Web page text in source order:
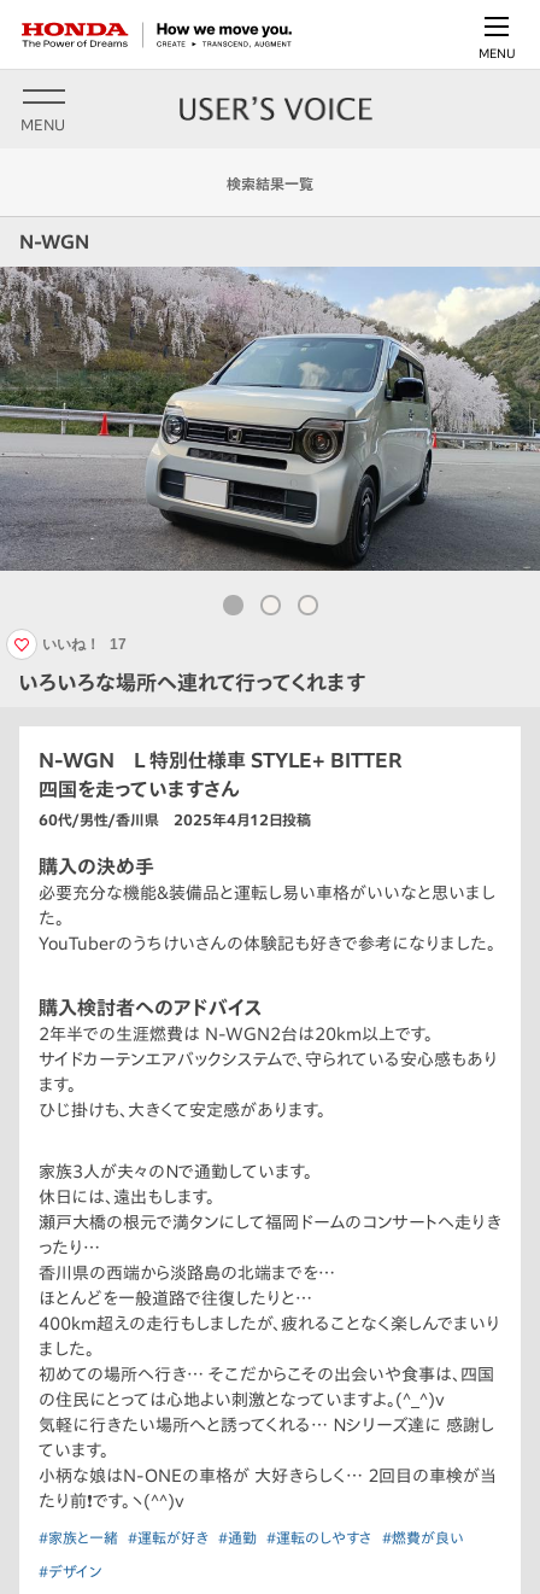
MENU
MENU
検索結果一覧
N-WGN
いろいろな場所へ連れて行ってくれます
いいね！ 17
N-WGN L 特別仕様車 STYLE+ BITTER
四国を走っていますさん
60代/男性/香川県 2025年4月12日投稿
購入の決め手
必要充分な機能&装備品と運転し易い車格がいいなと思いまし
た。
YouTuberのうちけいさんの体験記も好きで参考になりました。
購入検討者へのアドバイス
2年半での生涯燃費は N-WGN2台は20km以上です。
サイドカーテンエアバックシステムで、守られている安心感もあり
ます。
ひじ掛けも、大きくて安定感があります。
家族3人が夫々のＮで通勤しています。
休日には、遠出もします。
瀬戸大橋の根元で満タンにして福岡ドームのコンサートへ走りき
ったり…
香川県の西端から淡路島の北端までを…
ほとんどを一般道路で往復したりと…
400km超えの走行もしましたが、疲れることなく楽しんでまいり
ました。
初めての場所へ行き… そこだからこその出会いや食事は、四国
の住民にとっては心地よい刺激となっていますよ。(^_^)v
気軽に行きたい場所へと誘ってくれる… Ｎシリーズ達に 感謝し
ています。
小柄な娘はN-ONEの車格が 大好きらしく… ２回目の車検が当
たり前❗です。ヽ(^^)v
#家族と一緒 #運転が好き #通勤 #運転のしやすさ #燃費が良い
#デザイン